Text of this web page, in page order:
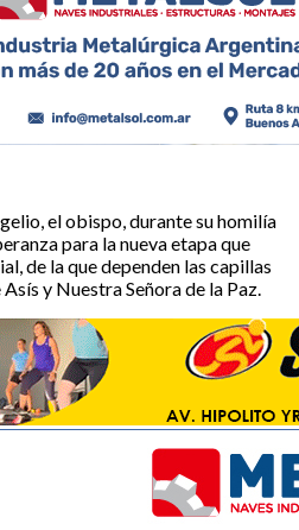
el obispo, durante su homilía
para la nueva etapa que
de la que dependen las capillas
y Nuestra Señora de la Paz.